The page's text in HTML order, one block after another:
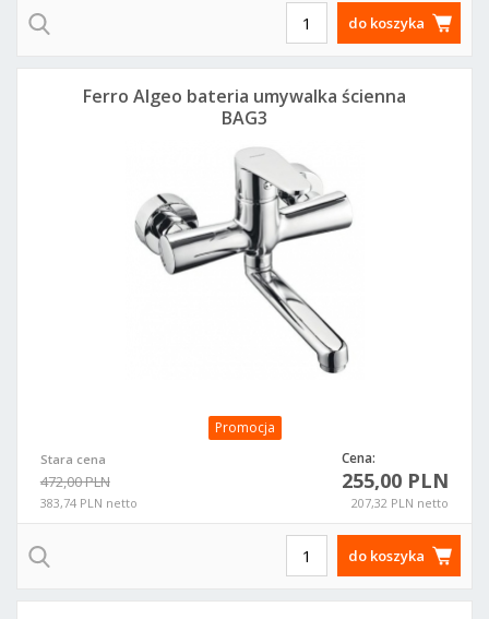
do koszyka
Promocja
Stara cena
472,00 PLN
383,74 PLN netto
Cena:
255,00 PLN
207,32 PLN netto
Ferro Algeo bateria umywalka ścienna
BAG3
do koszyka